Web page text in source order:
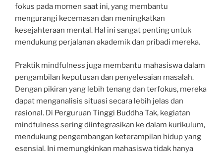
fokus pada momen saat ini, yang membantu
mengurangi kecemasan dan meningkatkan
kesejahteraan mental. Hal ini sangat penting untuk
mendukung perjalanan akademik dan pribadi mereka.
Praktik mindfulness juga membantu mahasiswa dalam
pengambilan keputusan dan penyelesaian masalah.
Dengan pikiran yang lebih tenang dan terfokus, mereka
dapat menganalisis situasi secara lebih jelas dan
rasional. Di Perguruan Tinggi Buddha Tak, kegiatan
mindfulness sering diintegrasikan ke dalam kurikulum,
mendukung pengembangan keterampilan hidup yang
esensial. Ini memungkinkan mahasiswa tidak hanya